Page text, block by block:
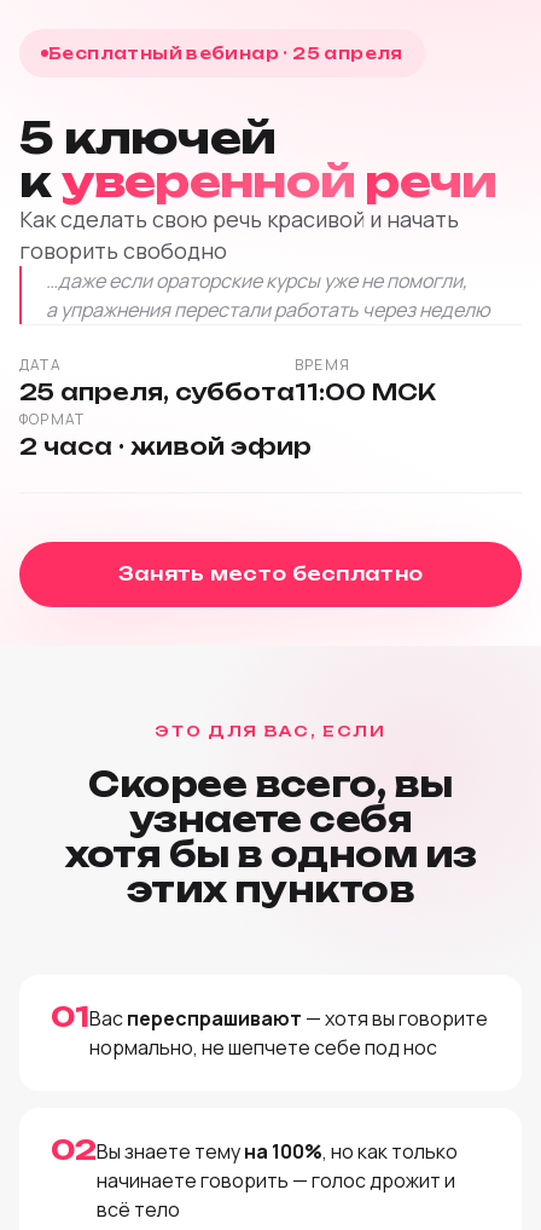
Бесплатный вебинар · 25 апреля
5 ключей
куверенной речи
Как сделать свою речь красивой и начать
говорить свободно
…даже если ораторские курсы уже не помогли,
а упражнения перестали работать через неделю
ДАТА
25 апреля, суббота
ВРЕМЯ
11:00 МСК
ФОРМАТ
2 часа · живой эфир
Занять место бесплатно
ЭТО ДЛЯ ВАС, ЕСЛИ
Скорее всего, вы
узнаете себя
хотя бы в одном из
этих пунктов
01Васпереспрашивают — хотя вы говорите
нормально, не шепчете себе под нос
02Вы знаете темуна 100%, но как только
начинаете говорить — голос дрожит и
всё тело